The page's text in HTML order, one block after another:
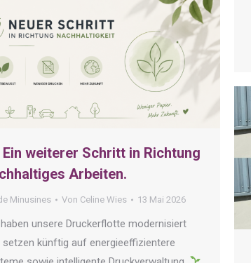
Ein weiterer Schritt in Richtung
Arbeiten.
Minusines Von Celine Wies 13 Mai 2026
unsere Druckerflotte modernisiert
setzen künftig auf energieeffizientere